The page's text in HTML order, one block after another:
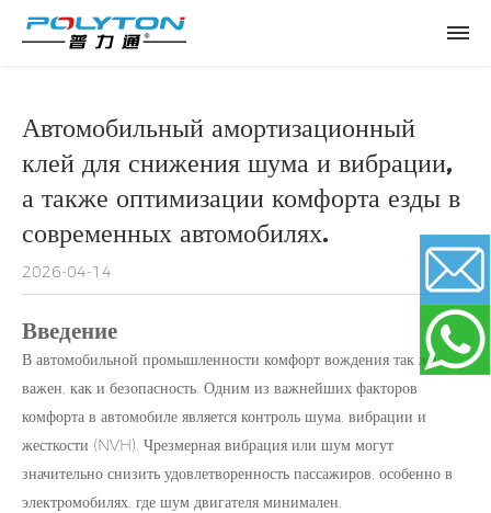
Автомобильный амортизационный
клей для снижения шума и вибрации,
а также оптимизации комфорта езды в
современных автомобилях.
2026-04-14
Введение
В автомобильной промышленности комфорт вождения так же
важен, как и безопасность. Одним из важнейших факторов
комфорта в автомобиле является контроль шума, вибрации и
жесткости (NVH). Чрезмерная вибрация или шум могут
значительно снизить удовлетворенность пассажиров, особенно в
электромобилях, где шум двигателя минимален.
Email